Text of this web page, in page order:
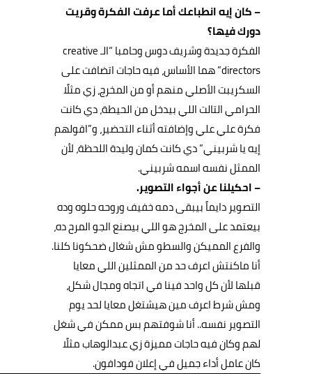
– كان إيه انطباعك أما عرفت الفكرة وقريت
دورك فيها؟
الفكرة جديدة وشريف دوس وحامبا “الـ creative
directors” هما الأساس، فيه حاجات اتضافت على
السكريبت الأصلي منهم أو من المخرج، زي مثلًا
الحرامي التالت اللي بيدخل من الحيطة، دي كانت
فكرة علي علي وإضافته أثناء التحضير، و”اقولهم
إيه يا شربيني” دي كانت كمان وليدة اللحظة، لأن
الممثل نفسه اسمه شربيني.
– احكيلنا عن أجواء التصوير.
التصوير دايماً بيبقى دمه خفيف وروحه حلوه وده
بيعتمد على المخرج هو اللي بيصنع الجو المرح ده،
والفرع المميكن والسطو مش شغال ضحكونا كلنا.
أنا ماكنتش اعرف حد من الممثلين اللي معايا
قبلها لأن كل واحد فينا في اتجاه ومجال شكل،
ومش شرط اعرف مين هيشتغل معايا لحد يوم
التصوير نفسه.. أنا شوفتهم بس ممكن في شغل
لهم وكان فيه حاجات مميزة زي عبدالوهاب مثلًا
كان عامل أداء جميل في إعلان فودافون.